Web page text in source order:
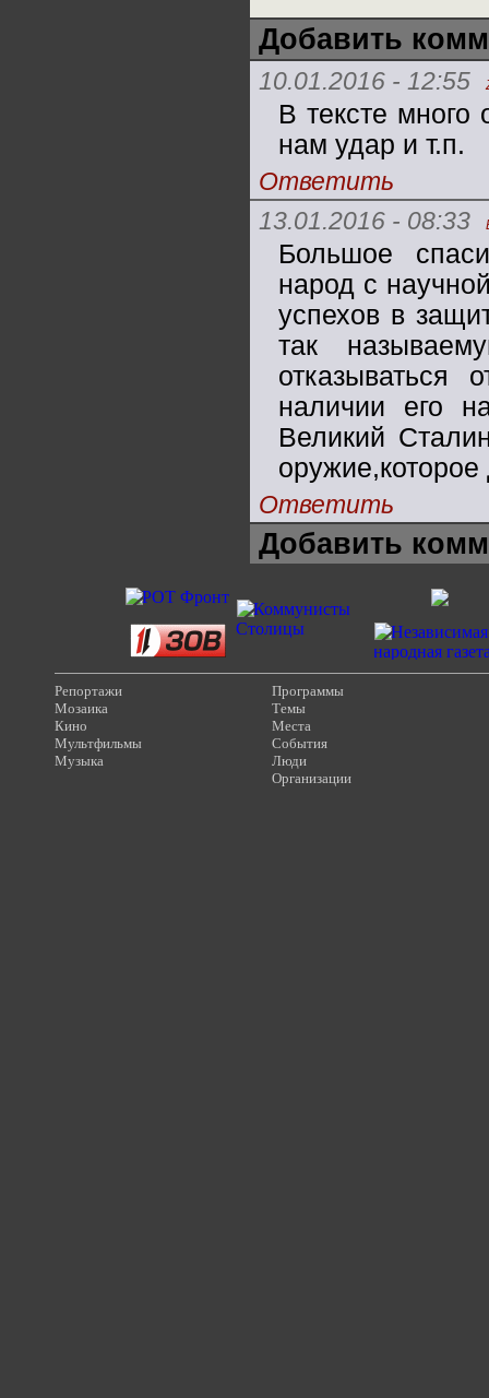
Добавить
10.01.2016 - 12:55
В тексте
нам удар и т.п.
Ответить
13.01.2016 - 08:33
Большое
народ с
успехов в
так
отказываться
наличии его
Великий
Ответить
Добавить
Репортажи
Мозаика
Кино
Мультфильмы
Музыка
Программы
Темы
Места
События
Люди
Организации